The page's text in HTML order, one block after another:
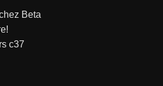
Beta
c37